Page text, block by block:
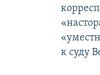
к суду